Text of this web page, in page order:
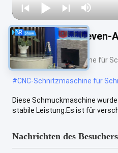
G7-300 Mikro-Seven-
CNC-Schnitzmaschine für
#CNC-Schnitzmaschine für
Diese Schmuckmaschine
stabile Leistung.Es ist für
Nachrichten des Besuchers